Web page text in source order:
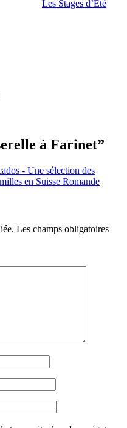
Les Stages d’Été
à Farinet”
- Une sélection des
en Suisse Romande
Les champs obligatoires